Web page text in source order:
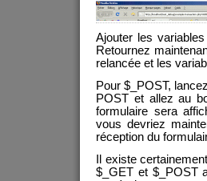
Ajouter les
Retournez
relancée et les
Pour $_POST,
POST et allez au
formulaire sera
vous devriez
réception du
Il existe
$_GET et $_POST